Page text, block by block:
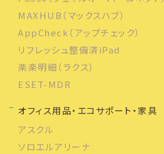
MAXHUB（マックスハブ）
AppCheck（アップチェック）
リフレッシュ整備済iPad
楽楽明細（ラクス）
ESET-MDR
オフィス用品・エコサポート・家具
アスクル
ソロエルアリーナ